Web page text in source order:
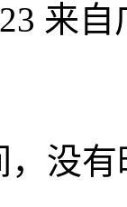
来自
没